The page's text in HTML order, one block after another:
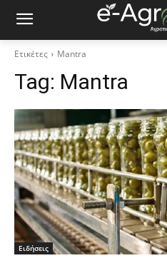
Ετικέτες Mantra
Tag: Mantra
Ειδήσεις